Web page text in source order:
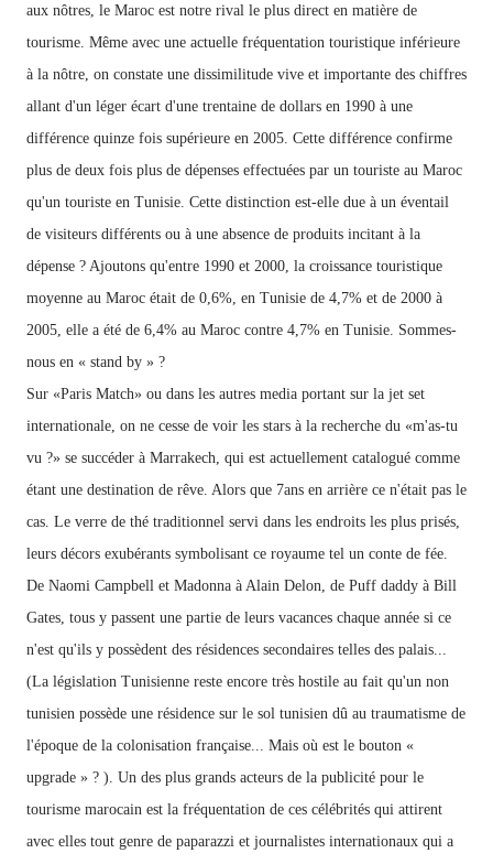
aux nôtres, le Maroc est notre rival le plus direct en matière de
tourisme. Même avec une actuelle fréquentation touristique inférieure
à la nôtre, on constate une dissimilitude vive et importante des chiffres
allant d'un léger écart d'une trentaine de dollars en 1990 à une
différence quinze fois supérieure en 2005. Cette différence confirme
plus de deux fois plus de dépenses effectuées par un touriste au Maroc
qu'un touriste en Tunisie. Cette distinction est-elle due à un éventail
de visiteurs différents ou à une absence de produits incitant à la
dépense ? Ajoutons qu'entre 1990 et 2000, la croissance touristique
moyenne au Maroc était de 0,6%, en Tunisie de 4,7% et de 2000 à
2005, elle a été de 6,4% au Maroc contre 4,7% en Tunisie. Sommes-
nous en « stand by » ?
Sur «Paris Match» ou dans les autres media portant sur la jet set
internationale, on ne cesse de voir les stars à la recherche du «m'as-tu
vu ?» se succéder à Marrakech, qui est actuellement catalogué comme
étant une destination de rêve. Alors que 7ans en arrière ce n'était pas le
cas. Le verre de thé traditionnel servi dans les endroits les plus prisés,
leurs décors exubérants symbolisant ce royaume tel un conte de fée.
De Naomi Campbell et Madonna à Alain Delon, de Puff daddy à Bill
Gates, tous y passent une partie de leurs vacances chaque année si ce
n'est qu'ils y possèdent des résidences secondaires telles des palais...
(La législation Tunisienne reste encore très hostile au fait qu'un non
tunisien possède une résidence sur le sol tunisien dû au traumatisme de
l'époque de la colonisation française... Mais où est le bouton «
upgrade » ? ). Un des plus grands acteurs de la publicité pour le
tourisme marocain est la fréquentation de ces célébrités qui attirent
avec elles tout genre de paparazzi et journalistes internationaux qui a